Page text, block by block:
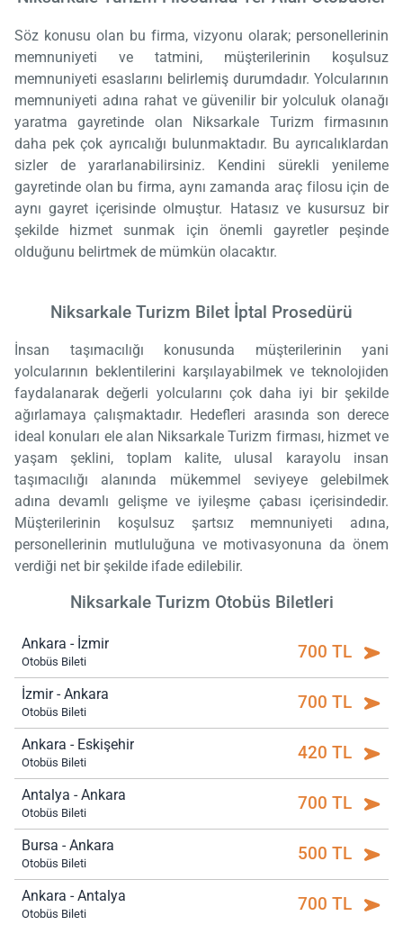
Söz konusu olan bu firma, vizyonu olarak; personellerinin
memnuniyeti ve tatmini, müşterilerinin koşulsuz
memnuniyeti esaslarını belirlemiş durumdadır. Yolcularının
memnuniyeti adına rahat ve güvenilir bir yolculuk olanağı
yaratma gayretinde olan Niksarkale Turizm firmasının
daha pek çok ayrıcalığı bulunmaktadır. Bu ayrıcalıklardan
sizler de yararlanabilirsiniz. Kendini sürekli yenileme
gayretinde olan bu firma, aynı zamanda araç filosu için de
aynı gayret içerisinde olmuştur. Hatasız ve kusursuz bir
şekilde hizmet sunmak için önemli gayretler peşinde
olduğunu belirtmek de mümkün olacaktır.
Niksarkale Turizm Bilet İptal Prosedürü
İnsan taşımacılığı konusunda müşterilerinin yani
yolcularının beklentilerini karşılayabilmek ve teknolojiden
faydalanarak değerli yolcularını çok daha iyi bir şekilde
ağırlamaya çalışmaktadır. Hedefleri arasında son derece
ideal konuları ele alan Niksarkale Turizm firması, hizmet ve
yaşam şeklini, toplam kalite, ulusal karayolu insan
taşımacılığı alanında mükemmel seviyeye gelebilmek
adına devamlı gelişme ve iyileşme çabası içerisindedir.
Müşterilerinin koşulsuz şartsız memnuniyeti adına,
personellerinin mutluluğuna ve motivasyonuna da önem
verdiği net bir şekilde ifade edilebilir.
Niksarkale Turizm Otobüs Biletleri
Ankara - İzmir
Otobüs Bileti 700 TL
İzmir - Ankara
Otobüs Bileti 700 TL
Ankara - Eskişehir
Otobüs Bileti 420 TL
Antalya - Ankara
Otobüs Bileti 700 TL
Bursa - Ankara
Otobüs Bileti 500 TL
Ankara - Antalya
Otobüs Bileti 700 TL